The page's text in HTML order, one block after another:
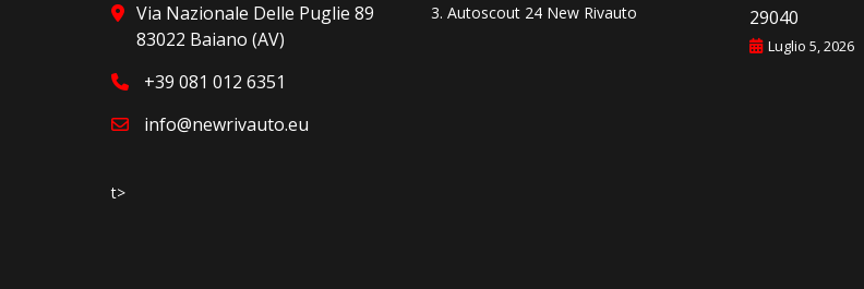
Via Nazionale Delle Puglie 89
83022 Baiano (AV)
+39 081 012 6351
info@newrivauto.eu
t>
Autoscout 24 New Rivauto
29040
Luglio 5, 2026